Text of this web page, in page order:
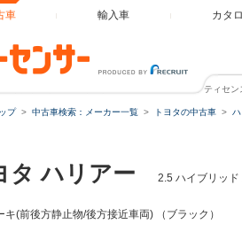
車 輸入車 カタ
イブリッド Z モデリスタ/パノラマルーフ/セーフティセ
プ 中古車検索：メーカー一覧 トヨタの中古車
タ ハリアー 2.5 ハイブリッ
キ(前後方静止物/後方接近車両) （ブラック）